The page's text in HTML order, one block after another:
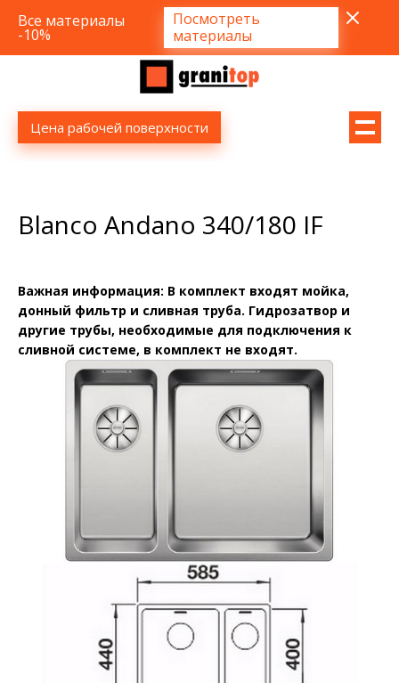
Все материалы
-10%
Посмотреть
материалы
Цена рабочей поверхности
Blanco Andano 340/180 IF
Важная информация: В комплект входят мойка,
донный фильтр и сливная труба. Гидрозатвор и
другие трубы, необходимые для подключения к
сливной системе, в комплект не входят.